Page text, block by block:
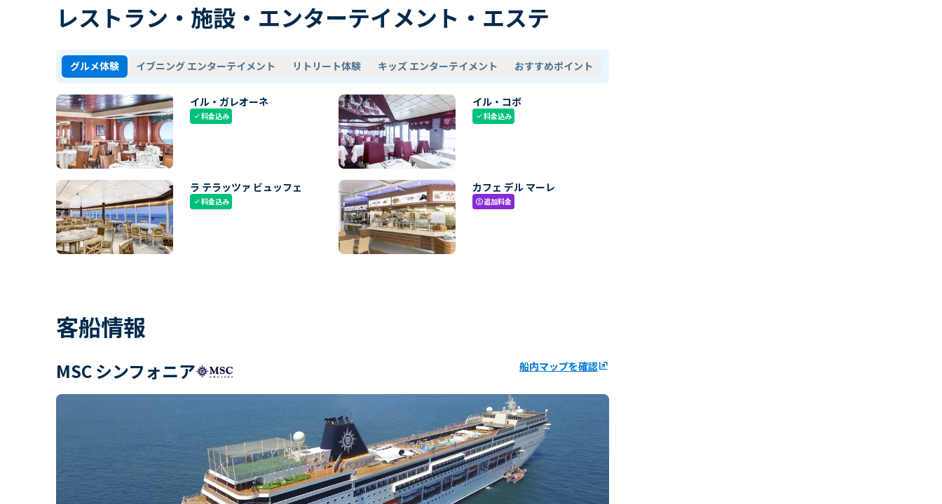
レストラン・施設・エンターテイメント・エステ
グルメ体験 イブニング エンターテイメント リトリート体験 キッズ エンターテイメント おすすめポイント
イル・ガレオーネ
check料金込み
イル・コボ
check料金込み
ラ テラッツァ ビュッフェ
check料金込み
カフェ デル マーレ
paid追加料金
客船情報
MSC シンフォニア 船内マップを確認ungroup